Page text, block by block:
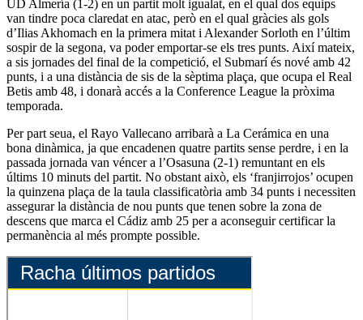
UD Almería (1-2) en un partit molt igualat, en el qual dos equips
van tindre poca claredat en atac, però en el qual gràcies als gols
d’Ilias Akhomach en la primera mitat i Alexander Sorloth en l’últim
sospir de la segona, va poder emportar-se els tres punts. Així mateix,
a sis jornades del final de la competició, el Submarí és nové amb 42
punts, i a una distància de sis de la sèptima plaça, que ocupa el Real
Betis amb 48, i donarà accés a la Conference League la pròxima
temporada.
Per part seua, el Rayo Vallecano arribarà a La Cerámica en una
bona dinàmica, ja que encadenen quatre partits sense perdre, i en la
passada jornada van véncer a l’Osasuna (2-1) remuntant en els
últims 10 minuts del partit. No obstant això, els ‘franjirrojos’ ocupen
la quinzena plaça de la taula classificatòria amb 34 punts i necessiten
assegurar la distància de nou punts que tenen sobre la zona de
descens que marca el Cádiz amb 25 per a aconseguir certificar la
permanència al més prompte possible.